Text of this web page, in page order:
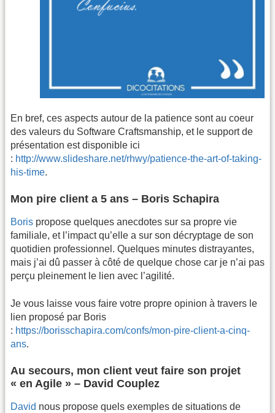
En bref, ces aspects autour de la patience sont au coeur
des valeurs du Software Craftsmanship, et le support de
présentation est disponible ici
: http://www.slideshare.net/rhwy/patience-the-art-of-taking-
his-time.
Mon pire client a 5 ans – Boris Schapira
Boris propose quelques anecdotes sur sa propre vie
familiale, et l’impact qu’elle a sur son décryptage de son
quotidien professionnel. Quelques minutes distrayantes,
mais j’ai dû passer à côté de quelque chose car je n’ai pas
perçu pleinement le lien avec l’agilité.
Je vous laisse vous faire votre propre opinion à travers le
lien proposé par Boris
: https://borisschapira.com/confs/mon-pire-client-a-cinq-
ans.
Au secours, mon client veut faire son projet
« en Agile » – David Couplez
David nous propose quels exemples de situations de